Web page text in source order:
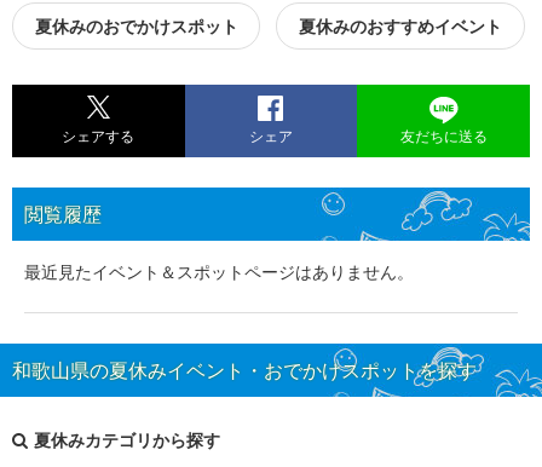
夏休みのおでかけスポット 夏休みのおすすめイベント
シェアする シェア 友だちに送る
閲覧履歴
最近見たイベント＆スポットページはありません。
和歌山県の夏休みイベント・おでかけスポットを探す
夏休みカテゴリから探す